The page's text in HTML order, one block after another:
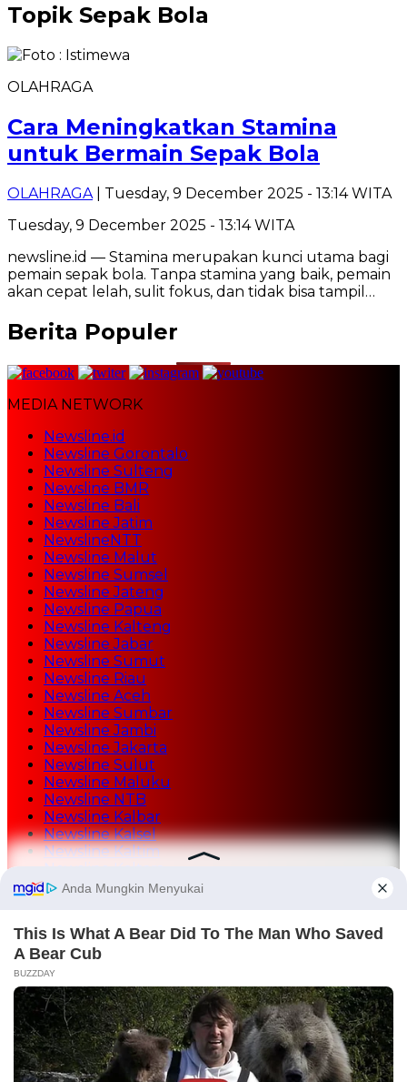
Topik Sepak Bola
OLAHRAGA
Cara Meningkatkan Stamina
untuk Bermain Sepak Bola
OLAHRAGA | Tuesday, 9 December 2025 - 13:14 WITA
Tuesday, 9 December 2025 - 13:14 WITA
newsline.id — Stamina merupakan kunci utama bagi
pemain sepak bola. Tanpa stamina yang baik, pemain
akan cepat lelah, sulit fokus, dan tidak bisa tampil…
Berita Populer
MEDIA NETWORK
Newsline.id
Newsline Gorontalo
Newsline Sulteng
Newsline BMR
Newsline Bali
Newsline Jatim
NewslineNTT
Newsline Malut
Newsline Sumsel
Newsline Jateng
Newsline Papua
Newsline Kalteng
Newsline Jabar
Newsline Sumut
Newsline Riau
Newsline Aceh
Newsline Sumbar
Newsline Jambi
Newsline Jakarta
Newsline Sulut
Newsline Maluku
Newsline NTB
Newsline Kalbar
Newsline Kalsel
Newsline Kaltim
Newsline Tekno
Home
Redaksi
Tentang Kami
Kontak Iklan
Rate Iklan
Lowongan Wartawan
Pedoman Media Siber
Disclaimer